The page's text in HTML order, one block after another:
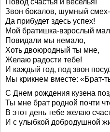
Повод счастья и веселья!
Звон бокалов, шумный смех-
Да прибудет здесь успех!
Мой братишка-взрослый
Повидали мы немало,
Хоть двоюродный ты мне,
Желаю радости тебе!
И каждый год, под звон
Мы крикнем вместе: «Брат-
С Днем рождения кузена
Ты мне брат родной почти
В этот день тебе желаю
И с улыбкой добродушной